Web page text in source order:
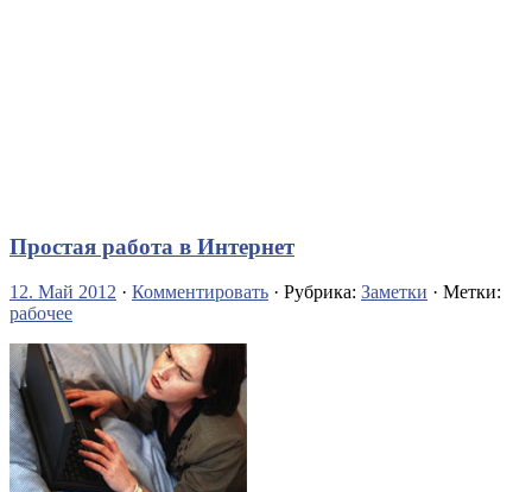
Простая работа в Интернет
12. Май 2012 · Комментировать · Рубрика: Заметки · Метки:
рабочее